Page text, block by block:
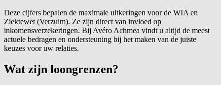
Deze cijfers bepalen de maximale uitkeringen voor de WIA en
Ziektewet (Verzuim). Ze zijn direct van invloed op
inkomensverzekeringen. Bij Avéro Achmea vindt u altijd de meest
actuele bedragen en ondersteuning bij het maken van de juiste
keuzes voor uw relaties.
Wat zijn loongrenzen?